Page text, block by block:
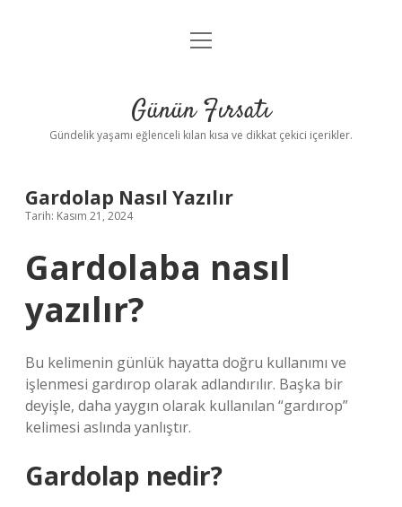
Anasayfa
Yasal Uyarı
menüyü
Günün Fırsatı
Gündelik yaşamı eğlenceli kılan kısa ve dikkat çekici içerikler.
Gardolap Nasıl Yazılır
Tarih: Kasım 21, 2024
Gardolaba nasıl
yazılır?
Bu kelimenin günlük hayatta doğru kullanımı ve
işlenmesi gardırop olarak adlandırılır. Başka bir
deyişle, daha yaygın olarak kullanılan “gardırop”
kelimesi aslında yanlıştır.
Gardolap nedir?